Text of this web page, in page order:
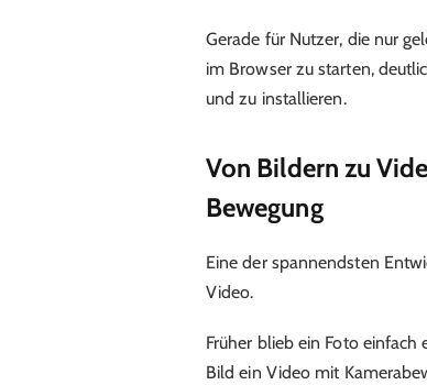
Gerade für Nutzer, die nur
im Browser zu starten,
und zu installieren.
Von Bildern zu
Bewegung
Eine der spannendsten
Video.
Früher blieb ein Foto einfach
Bild ein Video mit